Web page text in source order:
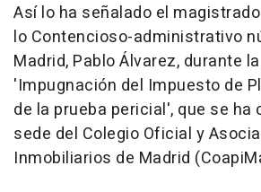
Así lo ha señalado el
lo Contencioso-administrativo
Madrid, Pablo Álvarez, durante
'Impugnación del Impuesto de
de la prueba pericial', que se ha
sede del Colegio Oficial y
Inmobiliarios de Madrid